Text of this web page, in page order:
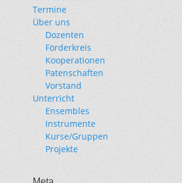
Termine
Über uns
Dozenten
Förderkreis
Kooperationen
Patenschaften
Vorstand
Unterricht
Ensembles
Instrumente
Kurse/Gruppen
Projekte